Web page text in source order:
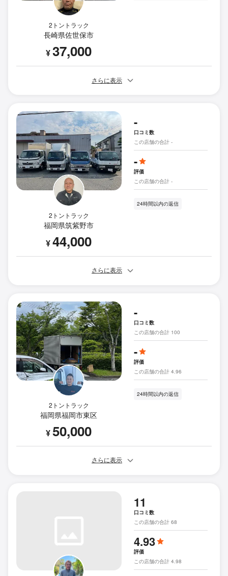
2トントラック
長崎県佐世保市
¥37,000
さらに表示
2トントラック
福岡県筑紫野市
¥44,000
-
口コミ数
この店舗の合計 -
-
評価
この店舗の合計 -
24時間以内の返信
さらに表示
2トントラック
福岡県福岡市東区
¥50,000
-
口コミ数
この店舗の合計 100
-
評価
この店舗の合計 4.96
24時間以内の返信
さらに表示
11
口コミ数
この店舗の合計 68
4.93
評価
この店舗の合計 4.98